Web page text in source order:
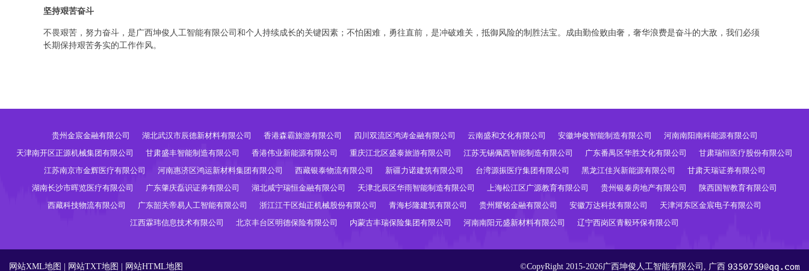
坚持艰苦奋斗
不畏艰苦，努力奋斗，是广西坤俊人工智能有限公司和个人持续成长的关键因素；不怕困难，勇往直前，是冲破难关，抵御风险的制胜法宝。成由勤俭败由奢，奢华浪费是奋斗的大敌，我们必须
长期保持艰苦务实的工作作风。
贵州金宸金融有限公司 湖北武汉市辰德新材料有限公司 香港森霸旅游有限公司 四川双流区鸿涛金融有限公司 云南盛和文化有限公司 安徽坤俊智能制造有限公司
河南南阳南科能源有限公司
天津南开区正源机械集团有限公司
甘肃盛丰智能制造有限公司 香港伟业新能源有限公司 重庆江北区盛泰旅游有限公司 江苏无锡佩西智能制造有限公司 广东番禺区华胜文化有限公司
甘肃瑞恒医疗股份有限公司
江苏南京市金辉医疗有限公司
河南惠济区鸿运新材料集团有限公司 西藏银泰物流有限公司 新疆力诺建筑有限公司 台湾源振医疗集团有限公司 黑龙江佳兴新能源有限公司
甘肃天瑞证券有限公司
湖南长沙市晖览医疗有限公司
广东肇庆磊识证券有限公司 湖北咸宁瑞恒金融有限公司 天津北辰区华雨智能制造有限公司 上海松江区广源教育有限公司 贵州银泰房地产有限公司
陕西国智教育有限公司
西藏科技物流有限公司
广东韶关帝易人工智能有限公司 浙江江干区灿正机械股份有限公司 青海杉隆建筑有限公司 贵州耀铭金融有限公司 安徽万达科技有限公司
天津河东区金宸电子有限公司
江西霖玮信息技术有限公司
北京丰台区明德保险有限公司 内蒙古丰瑞保险集团有限公司 河南南阳元盛新材料有限公司 辽宁西岗区青毅环保有限公司
网站XML地图 网站TXT地图 网站HTML地图 ©CopyRight 2015-2026广西坤俊人工智能有限公司, 广西